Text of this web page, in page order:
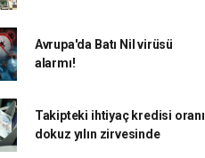
Avrupa'da Batı Nil virüsü
alarmı!
Takipteki ihtiyaç kredisi oranı
dokuz yılın zirvesinde